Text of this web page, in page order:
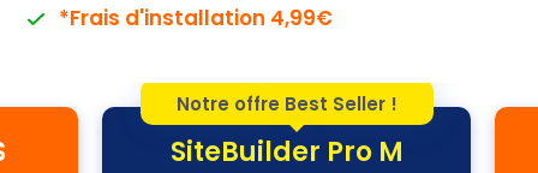
*Frais d'installation 4,99€
Notre offre Best Seller !
SiteBuilder Pro M